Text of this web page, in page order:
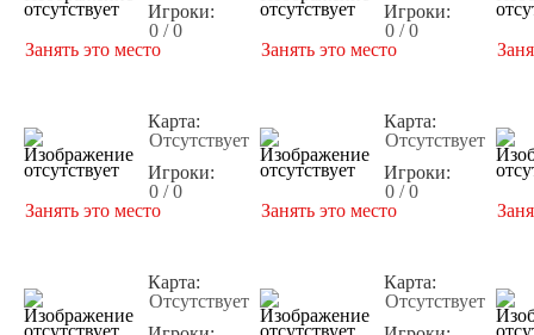
Игроки:
0 / 0
Занять это место
Игроки:
0 / 0
Занять это место
Карта:
Отсутствует
Игроки:
0 / 0
Занять это место
Карта:
Отсутствует
Игроки:
0 / 0
Занять это место
Карта:
Отсутствует
Карта:
Отсутствует